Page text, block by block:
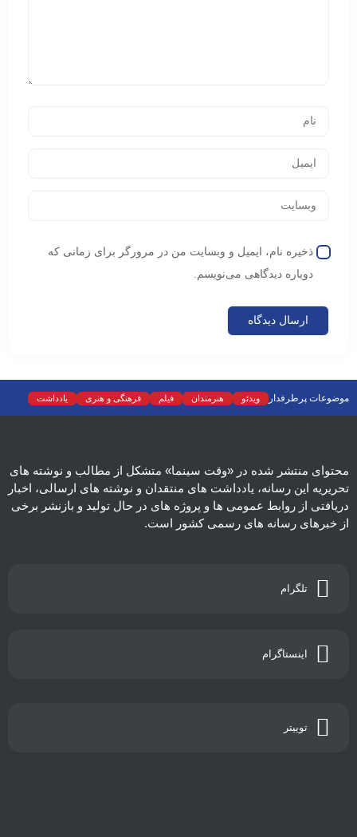
ذخیره نام، ایمیل و وبسایت من در مرورگر برای زمانی که
دوباره دیدگاهی می‌نویسم.
موضوعات پرطرفدار ویدئو هنرمندان فیلم فرهنگی و هنری
یادداشت
نمایش خانگی
نقد موسیقی سینما رادیو و تلویزیون تجسمی
تئاتر
محتوای منتشر شده در «وقت سینما» متشکل از مطالب و نوشته های
تحریریه این رسانه، یادداشت های منتقدان و نوشته های ارسالی، اخبار
دریافتی از روابط عمومی ها و پروژه های در حال تولید و بازنشر برخی
از خبرهای رسانه های رسمی کشور است.
تلگرام
اینستاگرام
توییتر